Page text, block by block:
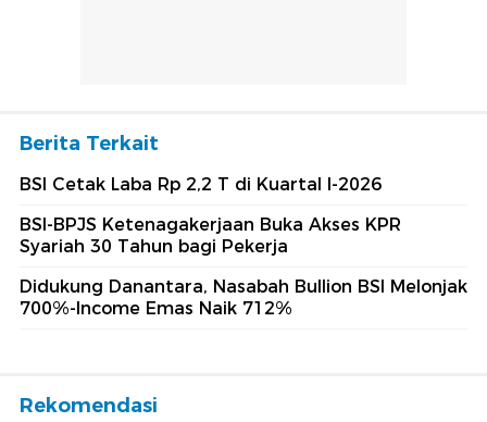
Berita Terkait
BSI Cetak Laba Rp 2,2 T di Kuartal I-2026
BSI-BPJS Ketenagakerjaan Buka Akses KPR
Syariah 30 Tahun bagi Pekerja
Didukung Danantara, Nasabah Bullion BSI Melonjak
700%-Income Emas Naik 712%
Rekomendasi